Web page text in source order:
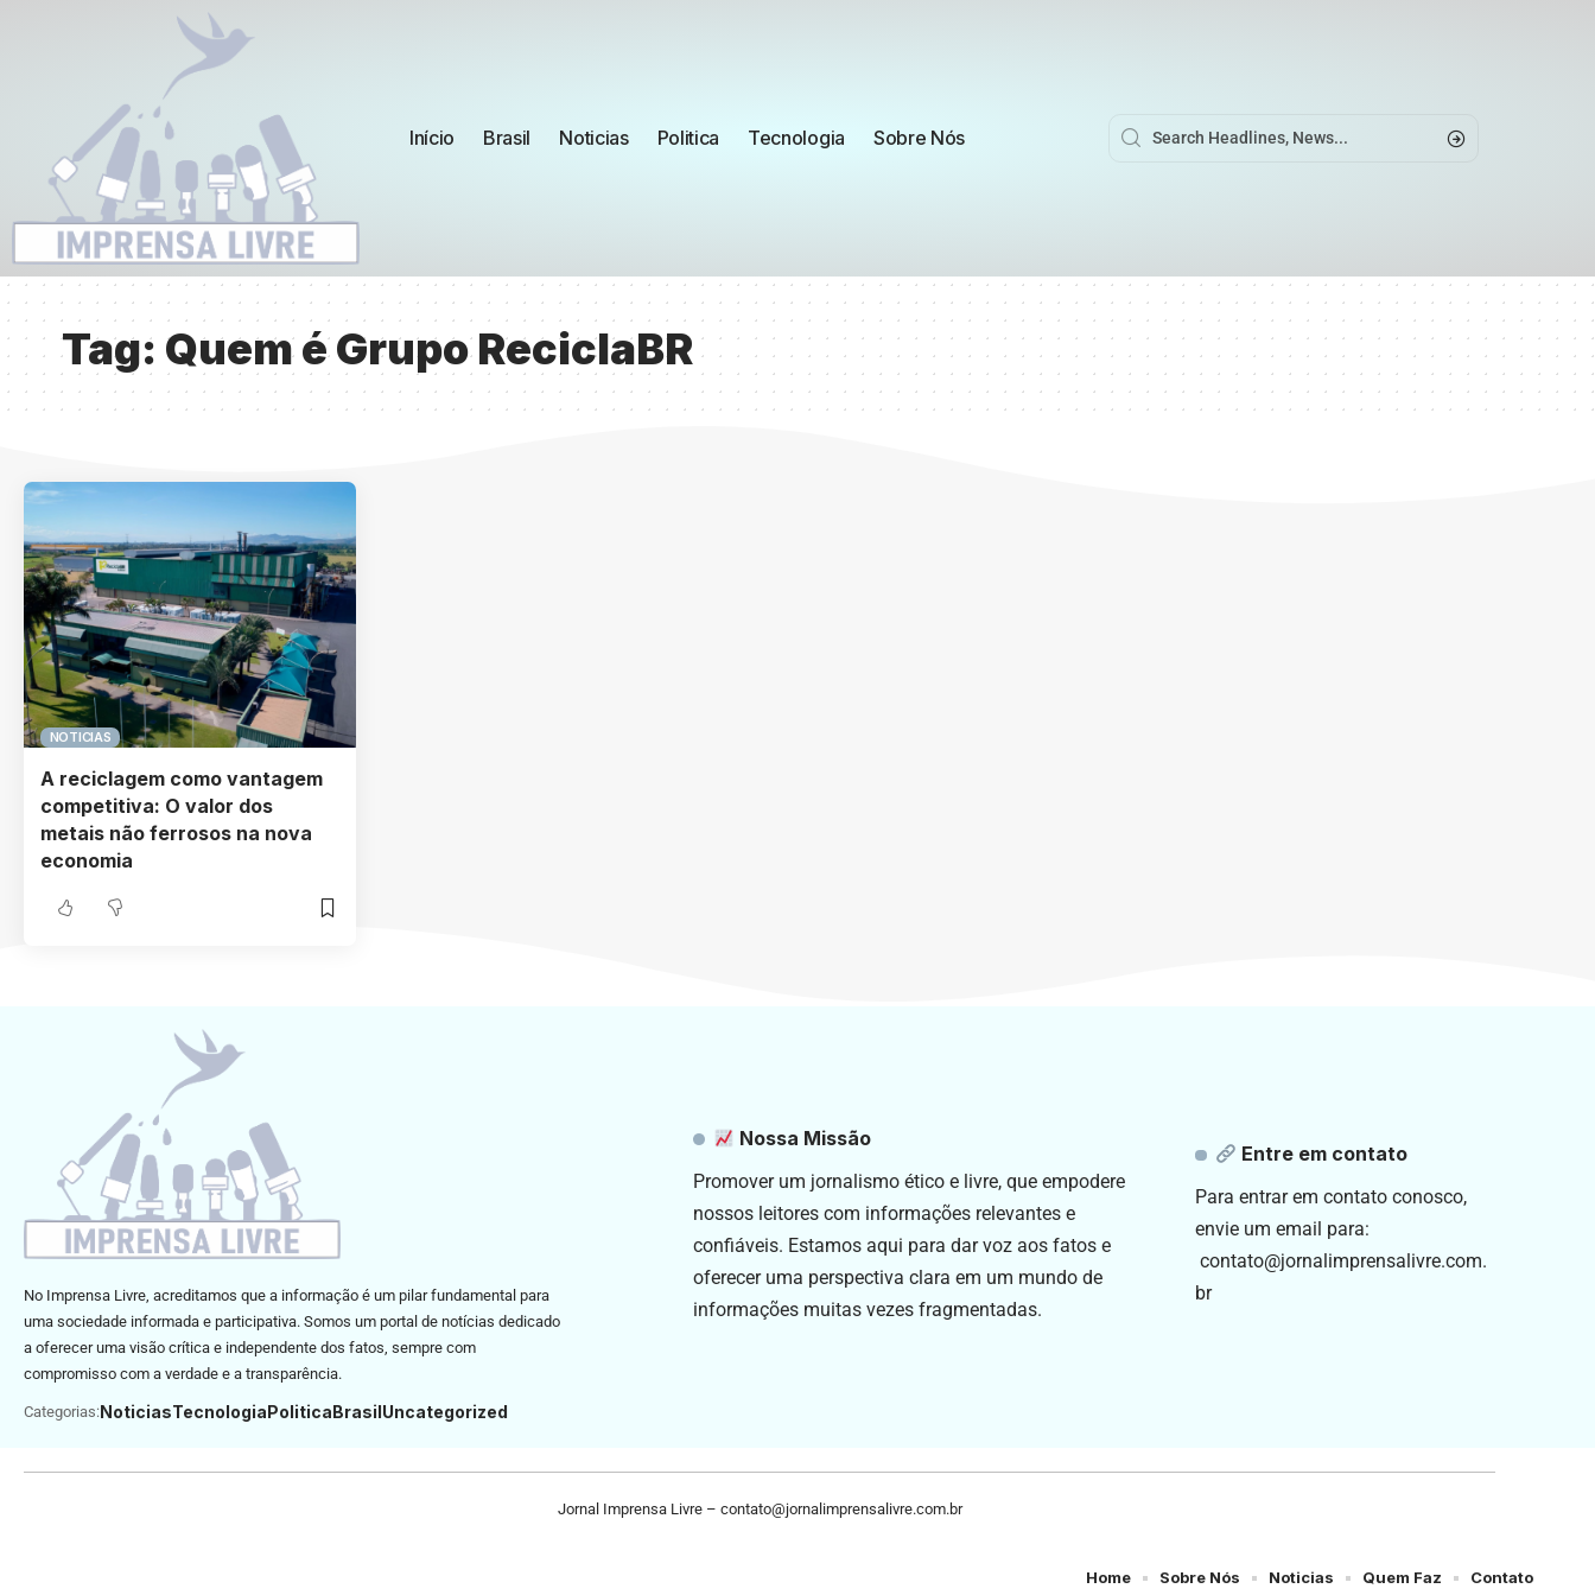
Início Brasil Noticias Politica Tecnologia Sobre Nós
Tag: Quem é Grupo ReciclaBR
NOTICIAS
A reciclagem como vantagem
competitiva: O valor dos
metais não ferrosos na nova
economia
No Imprensa Livre, acreditamos que a informação é um pilar fundamental para
uma sociedade informada e participativa. Somos um portal de notícias dedicado
a oferecer uma visão crítica e independente dos fatos, sempre com
compromisso com a verdade e a transparência.
Categorias:NoticiasTecnologiaPoliticaBrasilUncategorized
Nossa Missão
Promover um jornalismo ético e livre, que empodere
nossos leitores com informações relevantes e
confiáveis. Estamos aqui para dar voz aos fatos e
oferecer uma perspectiva clara em um mundo de
informações muitas vezes fragmentadas.
Entre em contato
Para entrar em contato conosco,
envie um email para:
contato@jornalimprensalivre.com.
br
Jornal Imprensa Livre – contato@jornalimprensalivre.com.br
Home Sobre Nós Noticias Quem Faz Contato